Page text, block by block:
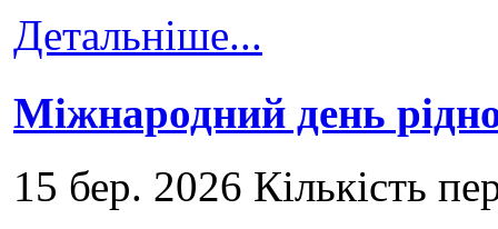
Детальніше...
Міжнародний день
15 бер. 2026 Кількість